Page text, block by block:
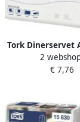
Tork Dinerservet
1 4 vouw 2-
395x390mm
2
€ 7,76